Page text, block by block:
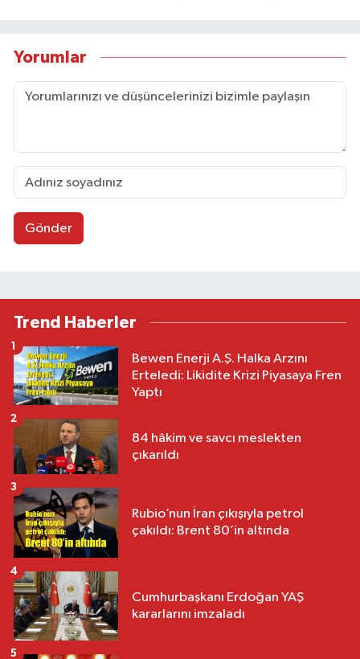
Yorumlar
Gönder
Trend Haberler
Bewen Enerji A.Ş. Halka Arzını
Erteledi: Likidite Krizi Piyasaya Fren
Yaptı
1
84 hâkim ve savcı meslekten
çıkarıldı
2
Rubio’nun İran çıkışıyla petrol
çakıldı: Brent 80’in altında
3
Cumhurbaşkanı Erdoğan YAŞ
kararlarını imzaladı
4
5